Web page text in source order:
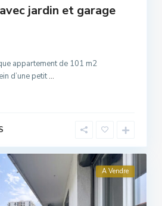
jardin et garage
appartement de 101 m2
d’une petit...
A Vendre